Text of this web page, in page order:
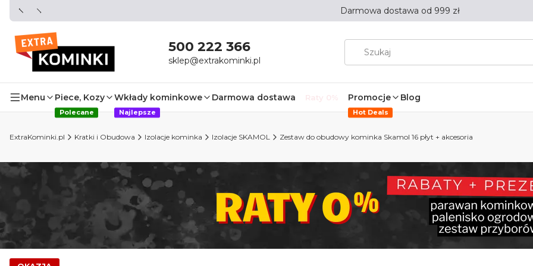
Darmowa dostawa od 999 zł
500 222 366
sklep@extrakominki.pl
Menu Piece, Kozy
Polecane
Wkłady kominkowe
Najlepsze
Darmowa dostawa Promocje
Hot Deals
Blog
ExtraKominki.pl Kratki i Obudowa Izolacje kominka Izolacje SKAMOL Zestaw do obudowy kominka Skamol 16 płyt + akcesoria